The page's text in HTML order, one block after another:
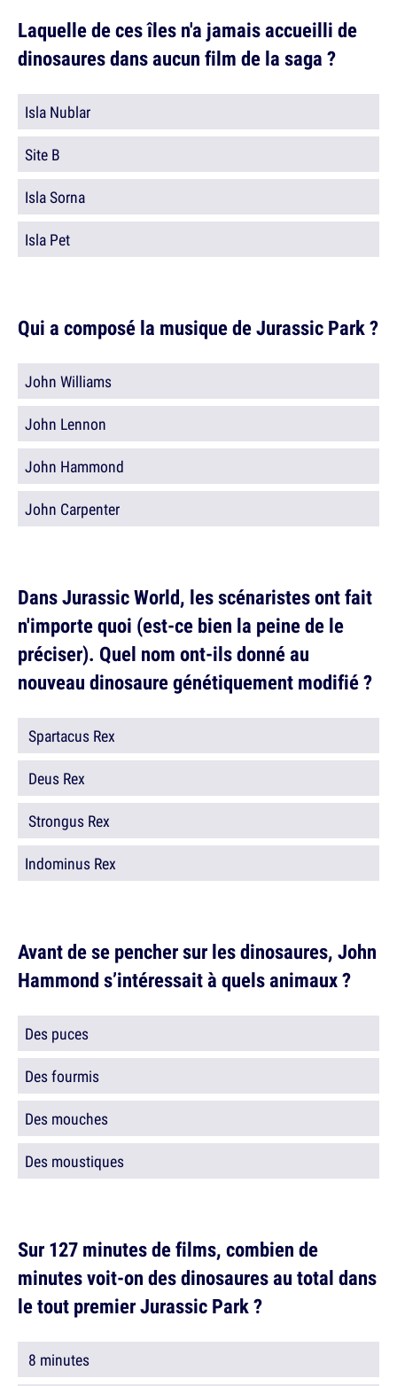
Laquelle de ces îles n'a jamais accueilli de
dinosaures dans aucun film de la saga ?
Isla Nublar
Site B
Isla Sorna
Isla Pet
Qui a composé la musique de Jurassic Park ?
John Williams
John Lennon
John Hammond
John Carpenter
Dans Jurassic World, les scénaristes ont fait
n'importe quoi (est-ce bien la peine de le
préciser). Quel nom ont-ils donné au
nouveau dinosaure génétiquement modifié ?
Spartacus Rex
Deus Rex
Strongus Rex
Indominus Rex
Avant de se pencher sur les dinosaures, John
Hammond s’intéressait à quels animaux ?
Des puces
Des fourmis
Des mouches
Des moustiques
Sur 127 minutes de films, combien de
minutes voit-on des dinosaures au total dans
le tout premier Jurassic Park ?
8 minutes